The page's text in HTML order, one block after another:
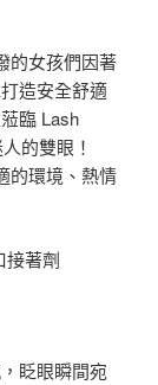
的女孩們因著
造安全舒適
臨 Lash
的雙眼！
的環境、熱情
接著劑
眨眼瞬間宛